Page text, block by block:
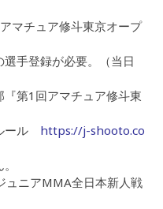
マチュア修斗東京オープ
手登録が必要。（当日
第1回アマチュア修斗東
ール https://j-shooto.co
ュニアMMA全日本新人戦